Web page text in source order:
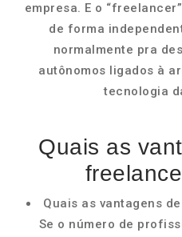
empresa. E o
de forma
normalmente pra
autônomos ligados à
tecnologia
Quais as
Quais as vantagens
Se o número de